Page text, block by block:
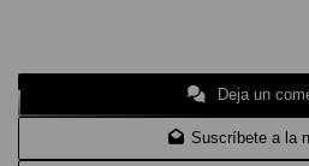
Deja un
Suscríbete a la